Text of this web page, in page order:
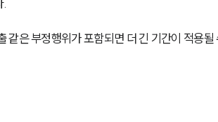
같은 부정행위가 포함되면 더 긴 기간이 적용될